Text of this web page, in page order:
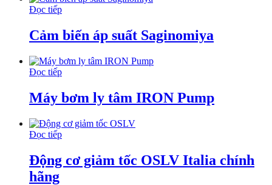
Đọc tiếp
Cảm biến áp suất Saginomiya
Đọc tiếp
Máy bơm ly tâm IRON Pump
Đọc tiếp
Động cơ giảm tốc OSLV Italia chính
hãng